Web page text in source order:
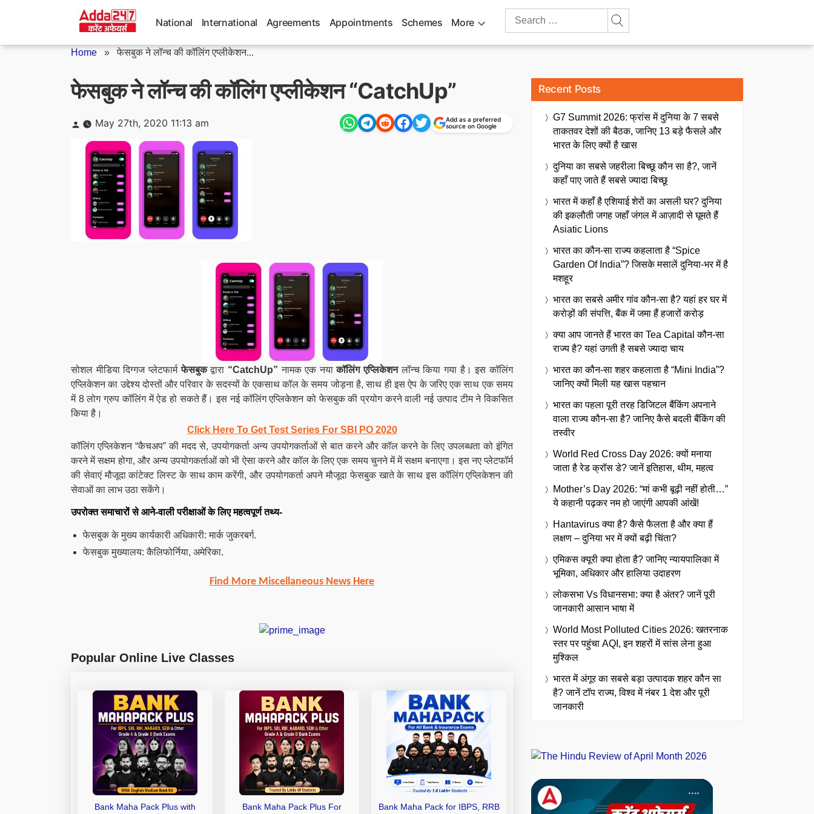
National International Agreements Appointments Schemes More
Search
Home »फेसबुक ने लॉन्च की कॉलिंग एप्लीकेशन...
फेसबुक ने लॉन्च की कॉलिंग एप्लीकेशन “CatchUp”
Posted
by
May 27th, 2020 11:13 am
Add as a preferred
source on Google
सोशल मीडिया दिग्गज प्लेटफार्मफेसबुकद्वारा “CatchUp” नामक एक नयाकॉलिंग एप्लिकेशनलॉन्च किया गया है। इस कॉलिंग
एप्लिकेशन का उद्देश्य दोस्तों और परिवार के सदस्यों के एकसाथ कॉल के समय जोड़ना है, साथ ही इस ऐप के जरिए एक साथ एक समय
में 8 लोग ग्रुप कॉलिंग में ऐड हो सकते हैं। इस नई कॉलिंग एप्लिकेशन को फेसबुक की प्रयोग करने वाली नई उत्पाद टीम ने विकसित
किया है।
Click Here To Get Test Series For SBI PO 2020
कॉलिंग एप्लिकेशन “कैचअप” की मदद से, उपयोगकर्ता अन्य उपयोगकर्ताओं से बात करने और कॉल करने के लिए उपलब्धता को इंगित
करने में सक्षम होगा, और अन्य उपयोगकर्ताओं को भी ऐसा करने और कॉल के लिए एक समय चुनने में में सक्षम बनाएगा। इस नए प्लेटफॉर्म
की सेवाएं मौजूदा कांटेक्ट लिस्ट के साथ काम करेंगी, और उपयोगकर्ता अपने मौजूदा फेसबुक खाते के साथ इस कॉलिंग एप्लिकेशन की
सेवाओं का लाभ उठा सकेंगे।
उपरोक्त समाचारों से आने-वाली परीक्षाओं के लिए महत्वपूर्ण तथ्य-
फेसबुक के मुख्य कार्यकारी अधिकारी: मार्क जुकरबर्ग.
फेसबुक मुख्यालय: कैलिफोर्निया, अमेरिका.
Find More Miscellaneous News Here
Popular Online Live Classes
Bank Maha Pack Plus with
Bank Maha Pack Plus For
Bank Maha Pack for IBPS, RRB
Recent Posts
G7 Summit 2026: फ्रांस में दुनिया के 7 सबसे
ताकतवर देशों की बैठक, जानिए 13 बड़े फैसले और
भारत के लिए क्यों है खास
दुनिया का सबसे जहरीला बिच्छू कौन सा है?, जानें
कहाँ पाए जाते हैं सबसे ज्यादा बिच्छू
भारत में कहाँ है एशियाई शेरों का असली घर? दुनिया
की इकलौती जगह जहाँ जंगल में आज़ादी से घूमते हैं
Asiatic Lions
भारत का कौन-सा राज्य कहलाता है “Spice
Garden Of India”? जिसके मसालें दुनिया-भर में है
मशहूर
भारत का सबसे अमीर गांव कौन-सा है? यहां हर घर में
करोड़ों की संपत्ति, बैंक में जमा हैं हजारों करोड़
क्या आप जानते हैं भारत का Tea Capital कौन-सा
राज्य है? यहां उगती है सबसे ज्यादा चाय
भारत का कौन-सा शहर कहलाता है “Mini India”?
जानिए क्यों मिली यह खास पहचान
भारत का पहला पूरी तरह डिजिटल बैंकिंग अपनाने
वाला राज्य कौन-सा है? जानिए कैसे बदली बैंकिंग की
तस्वीर
World Red Cross Day 2026: क्यों मनाया
जाता है रेड क्रॉस डे? जानें इतिहास, थीम, महत्व
Mother’s Day 2026: “मां कभी बूढ़ी नहीं होती…”
ये कहानी पढ़कर नम हो जाएंगी आपकी आंखें!
Hantavirus क्या है? कैसे फैलता है और क्या हैं
लक्षण – दुनिया भर में क्यों बढ़ी चिंता?
एमिकस क्यूरी क्या होता है? जानिए न्यायपालिका में
भूमिका, अधिकार और हालिया उदाहरण
लोकसभा Vs विधानसभा: क्या है अंतर? जानें पूरी
जानकारी आसान भाषा में
World Most Polluted Cities 2026: खतरनाक
स्तर पर पहुंचा AQI, इन शहरों में सांस लेना हुआ
मुश्किल
भारत में अंगूर का सबसे बड़ा उत्पादक शहर कौन सा
है? जानें टॉप राज्य, विश्व में नंबर 1 देश और पूरी
जानकारी